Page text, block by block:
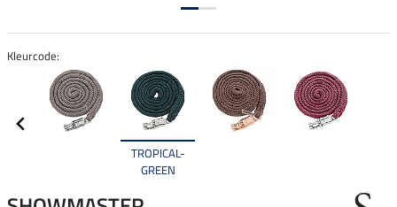
Kleurcode:
TROPICAL-
GREEN